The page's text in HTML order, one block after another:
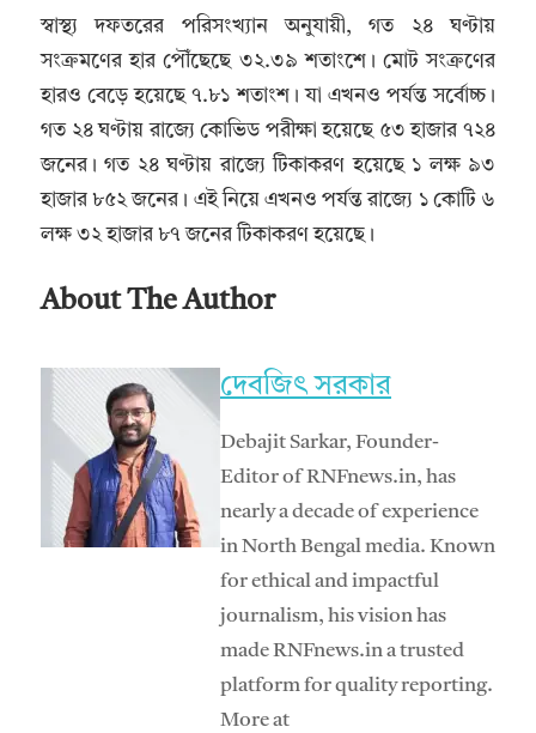
স্বাস্থ্য দফতরের পরিসংখ্যান অনুযায়ী, গত ২৪ ঘণ্টায়
সংক্রমণের হার পৌঁছেছে ৩২.৩৯ শতাংশে। মোট সংক্রণের
হারও বেড়ে হয়েছে ৭.৮১ শতাংশ। যা এখনও পর্যন্ত সর্বোচ্চ।
গত ২৪ ঘণ্টায় রাজ্যে কোভিড পরীক্ষা হয়েছে ৫৩ হাজার ৭২৪
জনের। গত ২৪ ঘণ্টায় রাজ্যে টিকাকরণ হয়েছে ১ লক্ষ ৯৩
হাজার ৮৫২ জনের। এই নিয়ে এখনও পর্যন্ত রাজ্যে ১ কোটি ৬
লক্ষ ৩২ হাজার ৮৭ জনের টিকাকরণ হয়েছে।
About The Author
দেবজিৎ সরকার
Debajit Sarkar, Founder-
Editor of RNFnews.in, has
nearly a decade of experience
in North Bengal media. Known
for ethical and impactful
journalism, his vision has
made RNFnews.in a trusted
platform for quality reporting.
More at